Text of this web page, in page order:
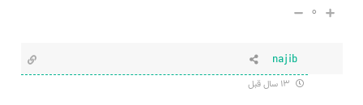
۰
najib